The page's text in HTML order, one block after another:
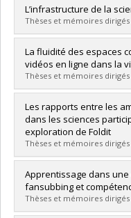
Graduate :Pichot,
Cycle : Master's
Grade :M.A.
Lien vers le document
L’infrastructure de la
Thèses et mémoires dirigés
Graduate :Paniagua,
Cycle : Master's
Grade :M. Sc.
Lien vers le document
La fluidité des espaces
vidéos en ligne dans la
Thèses et mémoires dirigés
Graduate :Crespel,
Cycle :Doctoral
Grade :Ph. D.
Lien vers le document
Les rapports entre les
dans les sciences
exploration de Foldit
Thèses et mémoires dirigés
Graduate :Vidal,
Cycle :Master's
Grade :M. Sc.
Lien vers le document
Apprentissage dans
fansubbing et
Thèses et mémoires dirigés